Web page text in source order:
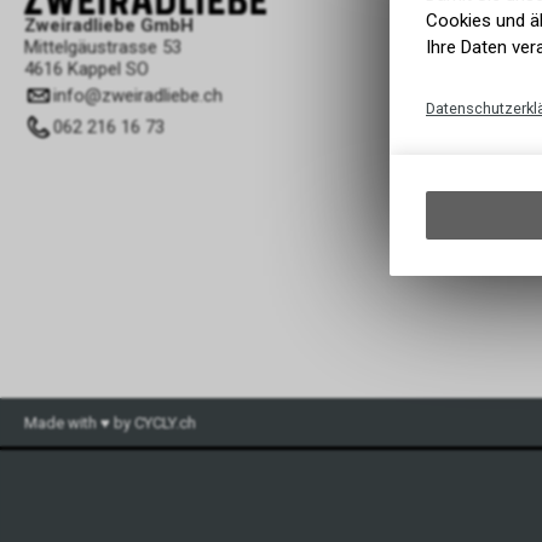
Zweiradliebe GmbH
Mittelgäustrasse 53
4616 Kappel SO
info@zweiradliebe.ch
062 216 16 73
Made with ♥ by CYCLY.ch
Cookies und
Ihre Daten